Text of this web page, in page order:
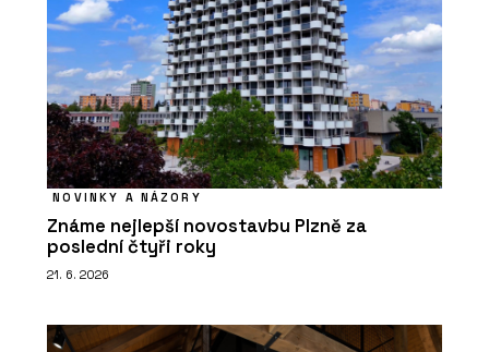
NOVINKY A NÁZORY
Známe nejlepší novostavbu Plzně za
poslední čtyři roky
21. 6. 2026